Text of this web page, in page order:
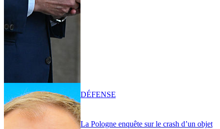
La Pologne enquête sur le crash d’un objet
DÉFENSE